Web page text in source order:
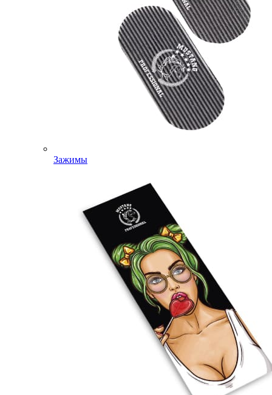
Зажимы